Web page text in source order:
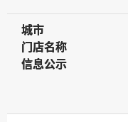
城市
城市
门店名称
门店名称
信息公示
信息公示